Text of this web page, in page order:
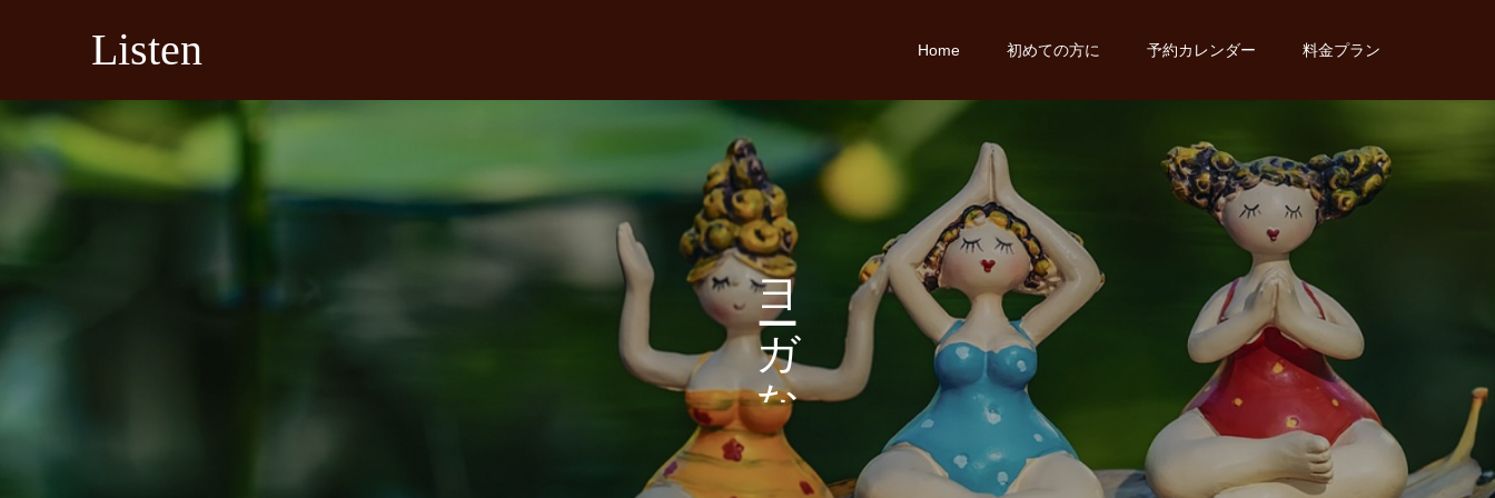
Listen Home 初めての方に 予約カレンダー 料金プラン
ヨ
ガ
な
こ
こ